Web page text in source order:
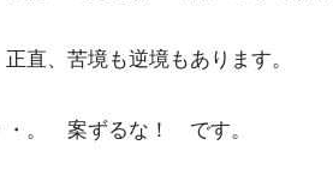
直、苦境も逆境もあります。
・。 案ずるな！ です。